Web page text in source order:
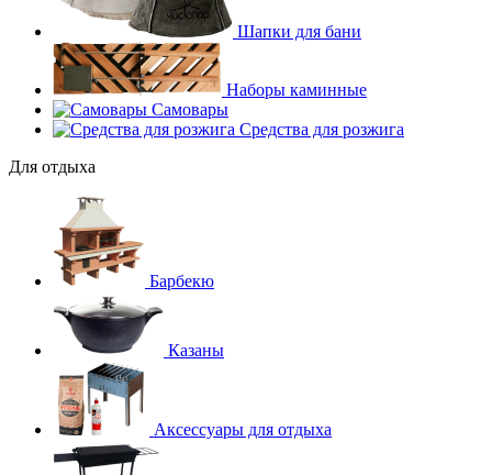
Шапки для бани
Наборы каминные
Самовары
Средства для розжига
Для отдыха
Барбекю
Казаны
Аксессуары для отдыха